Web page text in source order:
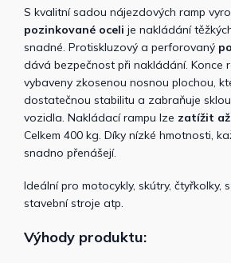
S kvalitní sadou nájezdových ramp
pozinkované oceli je nakládání
snadné. Protiskluzový a perforovaný
dává bezpečnost při nakládání. Konce
vybaveny zkosenou nosnou plochou,
dostatečnou stabilitu a zabraňuje
vozidla. Nakládací rampu lze zatížit až
Celkem 400 kg. Díky nízké hmotnosti,
snadno přenášejí.
Ideální pro motocykly, skútry, čtyřkolky,
stavební stroje atp.
Výhody produktu: